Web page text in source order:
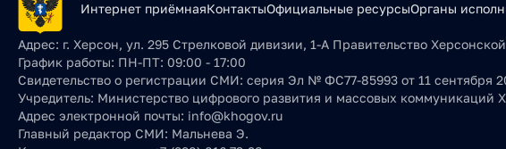
Интернет приёмнаяКонтактыОфициальные ресурсыОрганы
Адрес: г. Херсон, ул. 295 Стрелковой дивизии, 1-А Правительство
График работы: ПН-ПТ: 09:00 - 17:00
Свидетельство о регистрации СМИ: серия Эл № ФС77-85993 от 11 сентября
Учредитель: Министерство цифрового развития и массовых коммуникаций
Адрес электронной почты: info@khogov.ru
Главный редактор СМИ: Мальнева Э.